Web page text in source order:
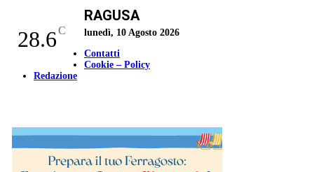
28.6C
RAGUSA
lunedì, 10 Agosto 2026
Contatti
Cookie – Policy
Redazione